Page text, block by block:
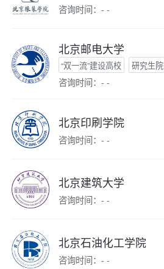
咨询时间：- -
北京邮电大学
“双一流”建设高校 研究生院
咨询时间：- -
北京印刷学院
咨询时间：- -
北京建筑大学
咨询时间：- -
北京石油化工学院
咨询时间：- -